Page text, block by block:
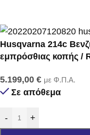
Husqvarna 214c
εμπρόσθιας κοπής /
5.199,00 € με Φ.Π.Α.
Σε απόθεμα
- +